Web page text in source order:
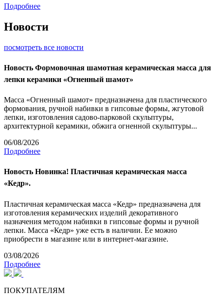
Подробнее
Новости
посмотреть все новости
Новость Формовочная шамотная керамическая масса для
лепки керамики «Огненный шамот»
Масса «Огненный шамот» предназначена для пластического
формования, ручной набивки в гипсовые формы, жгутовой
лепки, изготовления садово-парковой скульптуры,
архитектурной керамики, обжига огненной скульптуры...
06/08/2026
Подробнее
Новость Новинка! Пластичная керамическая масса
«Кедр».
Пластичная керамическая масса «Кедр» предназначена для
изготовления керамических изделий декоративного
назначения методом набивки в гипсовые формы и ручной
лепки. Масса «Кедр» уже есть в наличии. Ее можно
приобрести в магазине или в интернет-магазине.
03/08/2026
Подробнее
ПОКУПАТЕЛЯМ